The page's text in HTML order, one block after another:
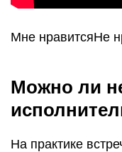
Мне нравитсяНе
Можно ли
На практике